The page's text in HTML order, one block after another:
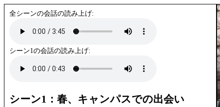
全シーンの会話の読み上げ:
シーン1の会話の読み上げ:
シーン1：春、キャンパスでの出会い